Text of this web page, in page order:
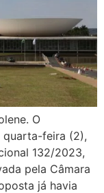
O
quarta-feira (2),
132/2023,
pela Câmara
já havia